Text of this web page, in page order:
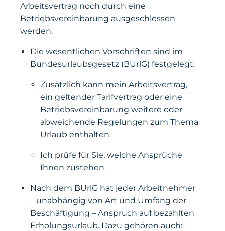
Arbeitsvertrag noch durch eine
Betriebsvereinbarung ausgeschlossen
werden.
Die wesentlichen Vorschriften sind im
Bundesurlaubsgesetz (BUrlG) festgelegt.
Zusätzlich kann mein Arbeitsvertrag,
ein geltender Tarifvertrag oder eine
Betriebsvereinbarung weitere oder
abweichende Regelungen zum Thema
Urlaub enthalten.
Ich prüfe für Sie, welche Ansprüche
Ihnen zustehen.
Nach dem BUrlG hat jeder Arbeitnehmer
– unabhängig von Art und Umfang der
Beschäftigung – Anspruch auf bezahlten
Erholungsurlaub. Dazu gehören auch: